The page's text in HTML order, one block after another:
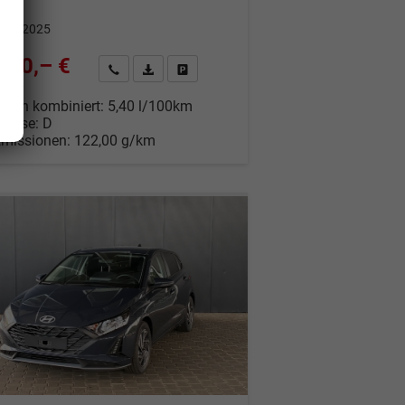
€ Wir rufen Sie an
Fahrzeugexposé (PDF)
Fahrzeug parken
kombiniert: 5,40 l/100km
D
122,00 g/km